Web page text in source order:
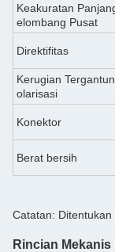
Keakuratan
elombang Pusat
Direktifitas
Kerugian
olarisasi
Konektor
Berat bersih
Catatan: Ditentukan
Rincian